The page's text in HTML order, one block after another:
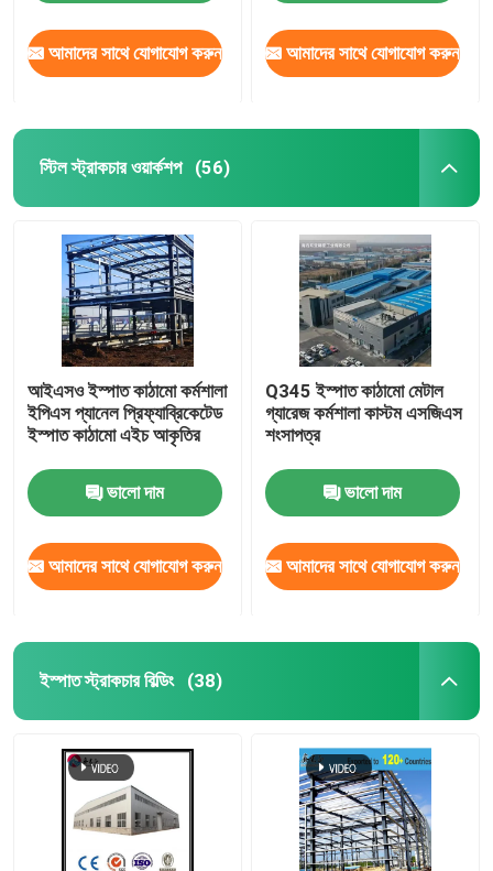
আমাদের সাথে যোগাযোগ করুন আমাদের সাথে যোগাযোগ করুন
স্টিল স্ট্রাকচার ওয়ার্কশপ (56)
আইএসও ইস্পাত কাঠামো কর্মশালা
ইপিএস প্যানেল প্রিফ্যাব্রিকেটেড
ইস্পাত কাঠামো এইচ আকৃতির
ভালো দাম
আমাদের সাথে যোগাযোগ করুন
Q345 ইস্পাত কাঠামো মেটাল
গ্যারেজ কর্মশালা কাস্টম এসজিএস
শংসাপত্র
ভালো দাম
আমাদের সাথে যোগাযোগ করুন
ইস্পাত স্ট্রাকচার বিল্ডিং (38)